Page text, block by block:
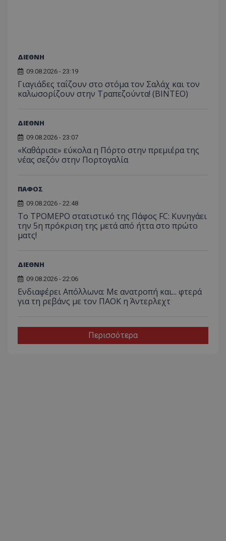
ΔΙΕΘΝΗ
09.08.2026 - 23:19
Γιαγιάδες ταΐζουν στο στόμα τον Σαλάχ και τον
καλωσορίζουν στην Τραπεζούντα! (ΒΙΝΤΕΟ)
ΔΙΕΘΝΗ
09.08.2026 - 23:07
«Καθάρισε» εύκολα η Πόρτο στην πρεμιέρα της
νέας σεζόν στην Πορτογαλία
ΠΑΦΟΣ
09.08.2026 - 22:48
Το ΤΡΟΜΕΡΟ στατιστικό της Πάφος FC: Κυνηγάει
την 5η πρόκριση της μετά από ήττα στο πρώτο
ματς!
ΔΙΕΘΝΗ
09.08.2026 - 22:06
Ενδιαφέρει Απόλλωνα: Με ανατροπή και... φτερά
για τη ρεβάνς με τον ΠΑΟΚ η Άντερλεχτ
Περισσότερα